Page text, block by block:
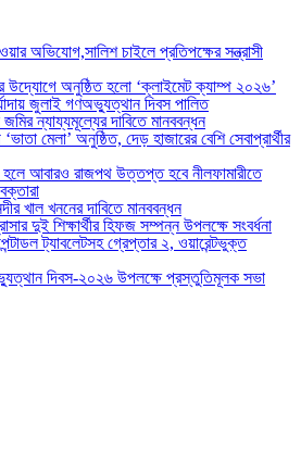
অভিযোগ,সালিশ চাইলে প্রতিপক্ষের সন্ত্রাসী
উদ্যোগে অনুষ্ঠিত হলো ‘ক্লাইমেট ক্যাম্প ২০২৬’
জুলাই গণঅভ্যুত্থান দিবস পালিত
ন্যায্যমূল্যের দাবিতে মানববন্ধন
মেলা’ অনুষ্ঠিত, দেড় হাজারের বেশি সেবাপ্রার্থীর
হলে আবারও রাজপথ উত্তপ্ত হবে নীলফামারীতে
খাল খননের দাবিতে মানববন্ধন
দুই শিক্ষার্থীর হিফজ সম্পন্ন উপলক্ষে সংবর্ধনা
ট্যাবলেটসহ গ্রেপ্তার ২, ওয়ারেন্টভুক্ত
দিবস-২০২৬ উপলক্ষে প্রস্তুতিমূলক সভা